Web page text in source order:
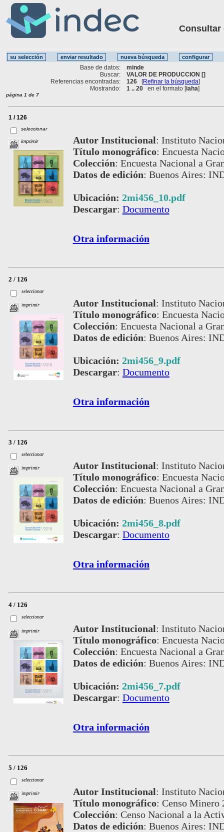
Consultar
Base de datos:
minde
Buscar:
VALOR DE PRODUCCION []
Referencias encontradas:
126 [Refinar la búsqueda]
Mostrando:
1 .. 20 en el formato [iaha]
página 1 de 7
1 / 126
seleccionar
imprimir Autor Institucional: Instituto
Título monográfico: Encuesta
Colección: Encuesta Nacional a
Datos de edición: Buenos Aires:
Ubicación: 2mi456_10.pdf
Descargar: Documento
Otra información
2 / 126
seleccionar
imprimir Autor Institucional: Instituto
Título monográfico: Encuesta
Colección: Encuesta Nacional a
Datos de edición: Buenos Aires:
Ubicación: 2mi456_9.pdf
Descargar: Documento
Otra información
3 / 126
seleccionar
imprimir Autor Institucional: Instituto
Título monográfico: Encuesta
Colección: Encuesta Nacional a
Datos de edición: Buenos Aires:
Ubicación: 2mi456_8.pdf
Descargar: Documento
Otra información
4 / 126
seleccionar
imprimir Autor Institucional: Instituto
Título monográfico: Encuesta
Colección: Encuesta Nacional a
Datos de edición: Buenos Aires:
Ubicación: 2mi456_7.pdf
Descargar: Documento
Otra información
5 / 126
seleccionar
imprimir Autor Institucional: Instituto
Título monográfico: Censo Minero
Colección: Censo Nacional a la
Datos de edición: Buenos Aires: